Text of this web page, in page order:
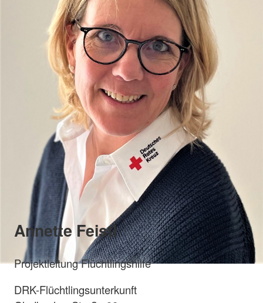
Annette Feistl
Projektleitung Flüchtlingshilfe
DRK-Flüchtlingsunterkunft